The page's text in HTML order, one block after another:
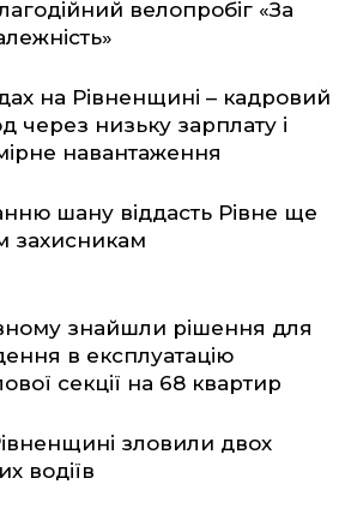
велопробіг «За
на Рівненщині – кадровий
через низьку зарплату і
навантаження
шану віддасть Рівне ще
захисникам
знайшли рішення для
в експлуатацію
секції на 68 квартир
зловили двох
водіїв